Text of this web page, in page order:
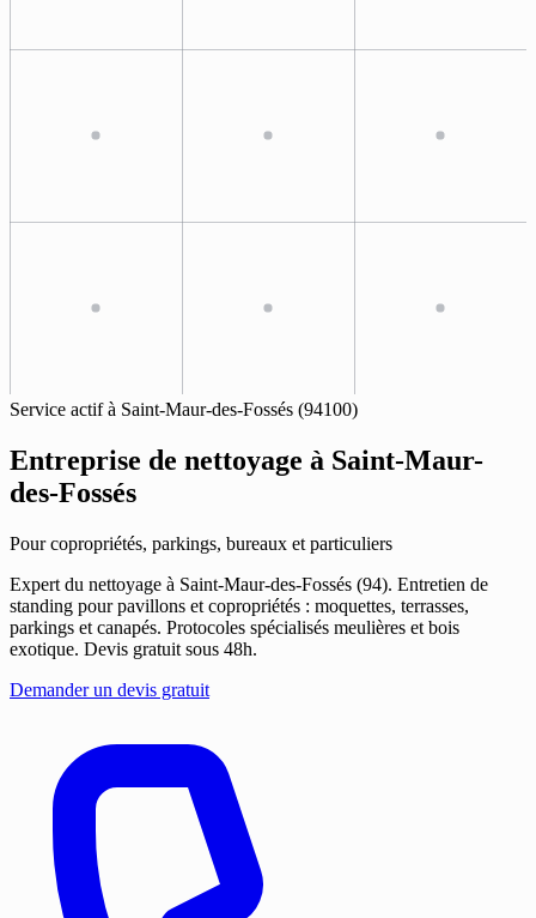
Service actif à Saint-Maur-des-Fossés (94100)
Entreprise de nettoyage à Saint-Maur-
des-Fossés
Pour copropriétés, parkings, bureaux et particuliers
Expert du nettoyage à Saint-Maur-des-Fossés (94). Entretien de
standing pour pavillons et copropriétés : moquettes, terrasses,
parkings et canapés. Protocoles spécialisés meulières et bois
exotique. Devis gratuit sous 48h.
Demander un devis gratuit